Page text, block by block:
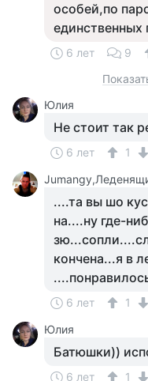
особей,по
единственных
6 лет 9
Юлия
Не стоит так
6 лет
1
....та вы шо
на....ну где-
кончена...я в
6 лет
1
Юлия
Батюшки))
6 лет
1